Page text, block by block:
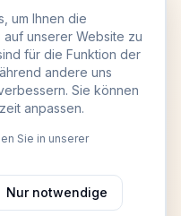
um Ihnen die
unserer Website zu
für die Funktion der
andere uns
Sie können
anpassen.
Sie in unserer
Nur notwendige